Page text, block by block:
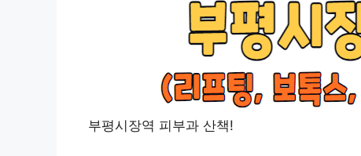
부평시장역 피부과 산책!